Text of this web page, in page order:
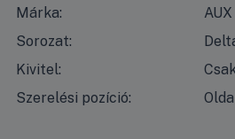
Márka:
AUX
Sorozat:
Kivitel:
Szerelési pozíció: